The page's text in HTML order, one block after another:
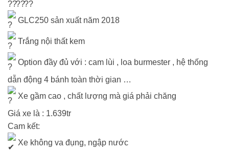
GLC250 sản xuất năm 2018
Trắng nội thất kem
Option đầy đủ với : cam lùi , loa burmester , hệ thống
dẫn động 4 bánh toàn thời gian …
Xe gầm cao , chất lượng mà giá phải chăng
Giá xe là : 1.639tr
Cam kết:
Xe không va đụng, ngập nước